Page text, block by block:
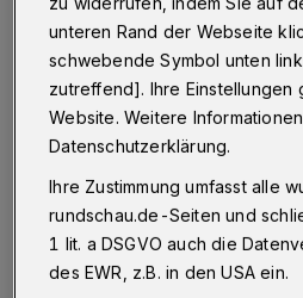
B ereits wenige
offiziellen Freigabe
Sportlerinnen und
der neuen blauen
unteren Rand der Webseite
schwebende Symbol unten
zutreffend]. Ihre Einstellungen
Website. Weitere
Datenschutzerklärung.
Ihre Zustimmung umfasst alle
rundschau.de-Seiten und
1 lit. a DSGVO auch die
des EWR, z.B. in den USA ein.